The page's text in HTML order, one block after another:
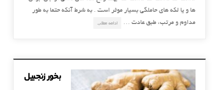
ها و یا لکه های حاملگی بسیار موثر است . به شرط آنکه حتما به طور
مداوم و مرتب، طبق عادت …
ادامه مطلب
بخور زنجبیل